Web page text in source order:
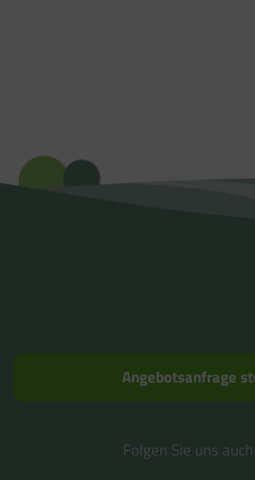
Angebotsanfrage
Folgen Sie uns